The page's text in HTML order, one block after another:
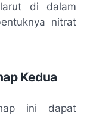
di dalam
nitrat
Kedua
ini dapat